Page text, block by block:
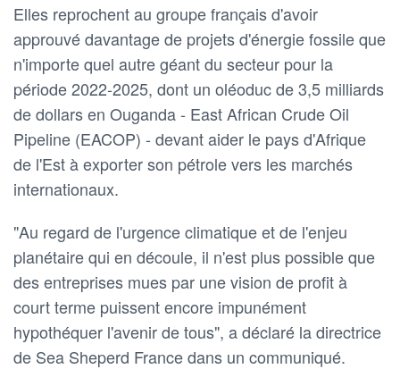
Elles reprochent au groupe français d'avoir
approuvé davantage de projets d'énergie fossile que
n'importe quel autre géant du secteur pour la
période 2022-2025, dont un oléoduc de 3,5 milliards
de dollars en Ouganda - East African Crude Oil
Pipeline (EACOP) - devant aider le pays d'Afrique
de l'Est à exporter son pétrole vers les marchés
internationaux.
"Au regard de l'urgence climatique et de l'enjeu
planétaire qui en découle, il n'est plus possible que
des entreprises mues par une vision de profit à
court terme puissent encore impunément
hypothéquer l'avenir de tous", a déclaré la directrice
de Sea Sheperd France dans un communiqué.